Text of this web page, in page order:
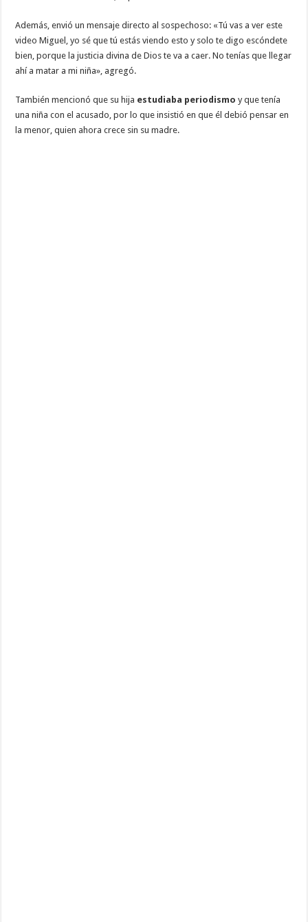
Además, envió un mensaje directo al sospechoso: «Tú vas a ver este
video Miguel, yo sé que tú estás viendo esto y solo te digo escóndete
bien, porque la justicia divina de Dios te va a caer. No tenías que llegar
ahí a matar a mi niña», agregó.
También mencionó que su hija estudiaba periodismo y que tenía
una niña con el acusado, por lo que insistió en que él debió pensar en
la menor, quien ahora crece sin su madre.